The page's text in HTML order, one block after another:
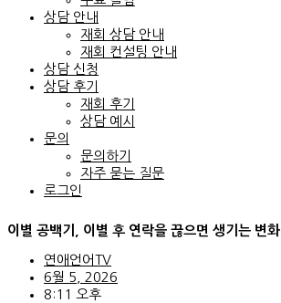
상담 안내
재회 상담 안내
재회 컨설팅 안내
상담 신청
상담 후기
재회 후기
상담 예시
문의
문의하기
자주 묻는 질문
로그인
이별 공백기, 이별 후 연락을 끊으면 생기는 변화
연애언어TV
6월 5, 2026
8:11 오후